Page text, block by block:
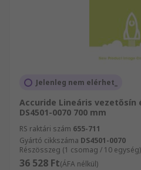
Jelenleg nem elérhet_
Accuride Lineáris vezetősín
DS4501-0070 700 mm
RS raktári szám 655-711
Gyártó cikkszáma DS4501-0070
Részösszeg (1 csomag / 10 egység)
36 528 Ft(ÁFA nélkül)